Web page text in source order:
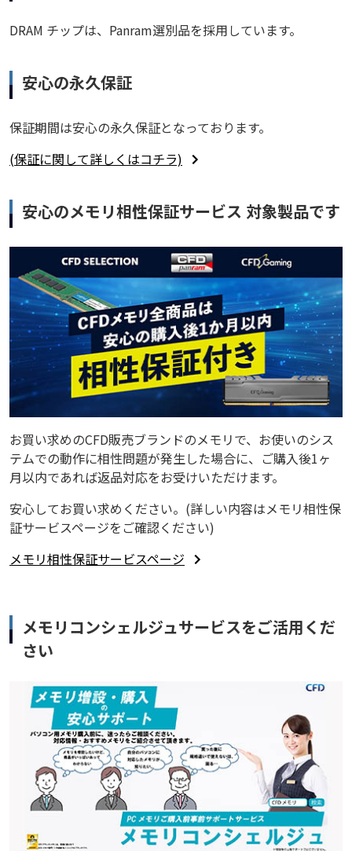
DRAM チップは、Panram選別品を採用しています。
安心の永久保証
保証期間は安心の永久保証となっております。
(保証に関して詳しくはコチラ)
安心のメモリ相性保証サービス 対象製品です
お買い求めのCFD販売ブランドのメモリで、お使いのシス
テムでの動作に相性問題が発生した場合に、ご購入後1ヶ
月以内であれば返品対応をお受けいただけます。
安心してお買い求めください。(詳しい内容はメモリ相性保
証サービスページをご確認ください)
メモリ相性保証サービスページ
メモリコンシェルジュサービスをご活用くだ
さい